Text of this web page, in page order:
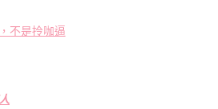
不是拎咖逼